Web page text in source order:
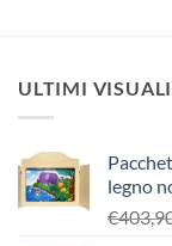
ULTIMI
legno
€